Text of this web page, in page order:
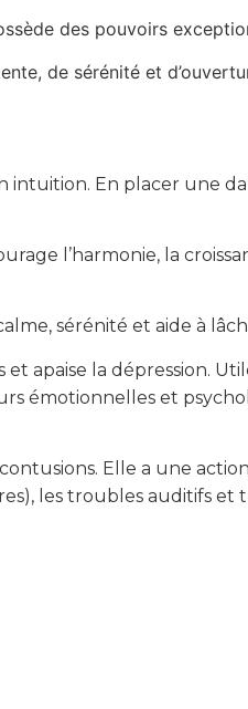
des pouvoirs
de sérénité et
En placer une
l’harmonie, la
sérénité et aide à
et apaise la dépression.
émotionnelles et
Elle a une
les troubles auditifs et